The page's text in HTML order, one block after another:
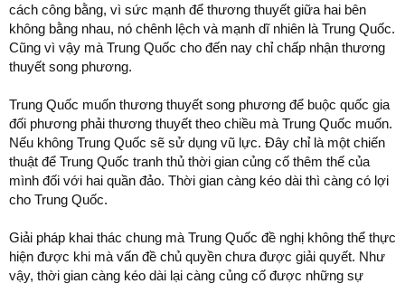
cách công bằng, vì sức mạnh để thương thuyết giữa hai bên
không bằng nhau, nó chênh lệch và mạnh dĩ nhiên là Trung Quốc.
Cũng vì vậy mà Trung Quốc cho đến nay chỉ chấp nhận thương
thuyết song phương.
Trung Quốc muốn thương thuyết song phương để buộc quốc gia
đối phương phải thương thuyết theo chiều mà Trung Quốc muốn.
Nếu không Trung Quốc sẽ sử dụng vũ lực. Đây chỉ là một chiến
thuật để Trung Quốc tranh thủ thời gian củng cố thêm thế của
mình đối với hai quần đảo. Thời gian càng kéo dài thì càng có lợi
cho Trung Quốc.
Giải pháp khai thác chung mà Trung Quốc đề nghị không thể thực
hiện được khi mà vấn đề chủ quyền chưa được giải quyết. Như
vậy, thời gian càng kéo dài lại càng củng cố được những sự